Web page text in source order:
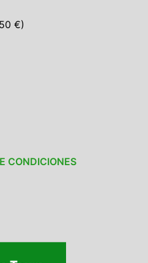
€)
CONDICIONES